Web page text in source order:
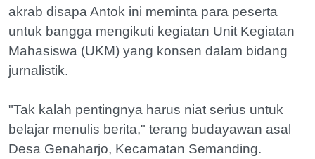
akrab disapa Antok ini meminta para peserta
untuk bangga mengikuti kegiatan Unit Kegiatan
Mahasiswa (UKM) yang konsen dalam bidang
jurnalistik.
"Tak kalah pentingnya harus niat serius untuk
belajar menulis berita," terang budayawan asal
Desa Genaharjo, Kecamatan Semanding.